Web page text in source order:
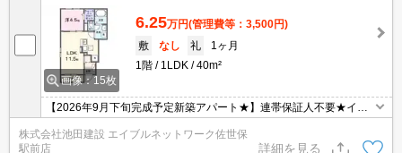
画像：15枚
6.25万円(管理費等：3,500円)
敷
なし 礼
1ヶ月
1階
1LDK 40m²
【2026年9月下旬完成予定新築アパート★】連帯保証人不要★イン
ターネット無料☆ペット飼育可（小型犬or猫）☆システムキッチン
☆宅配ボックス★インナーバルコニー☆１階角部屋
株式会社池田建設 エイブルネットワーク佐世保
駅前店
詳細を見る